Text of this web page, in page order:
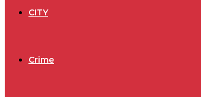
CITY
Crime